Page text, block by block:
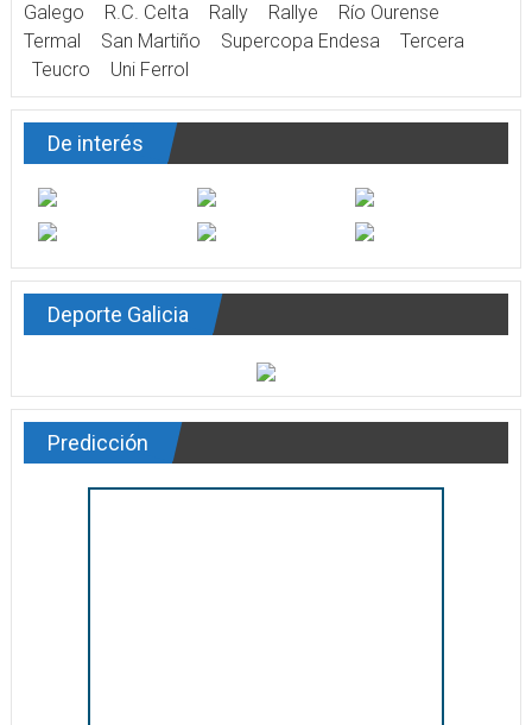
Galego
R.C. Celta Rally Rallye
Río Ourense
Termal
San Martiño Supercopa Endesa
Tercera
Teucro
Uni Ferrol
De interés
Deporte Galicia
Predicción